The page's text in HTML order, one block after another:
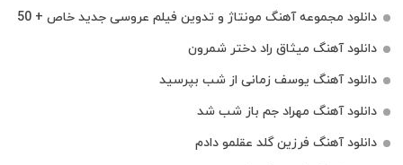
دانلود مجموعه آهنگ مونتاژ و تدوین فیلم عروسی جدید خاص + 50
دانلود آهنگ میثاق راد دختر شمرون
دانلود آهنگ یوسف زمانی از شب بپرسید
دانلود آهنگ مهراد جم باز شب شد
دانلود آهنگ فرزین گلد عقلمو دادم